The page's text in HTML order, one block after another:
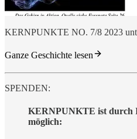
KERNPUNKTE NO. 7/8 2023
Ganze Geschichte lesen
SPENDEN:
KERNPUNKTE ist durch
möglich: